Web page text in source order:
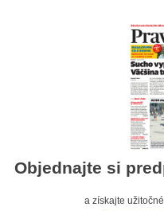
Objednajte si
a získajte